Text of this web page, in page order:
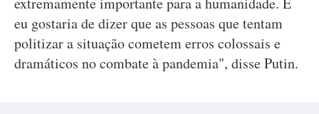
eu gostaria de dizer que as pessoas que tentam
politizar a situação cometem erros colossais e
dramáticos no combate à pandemia", disse Putin.